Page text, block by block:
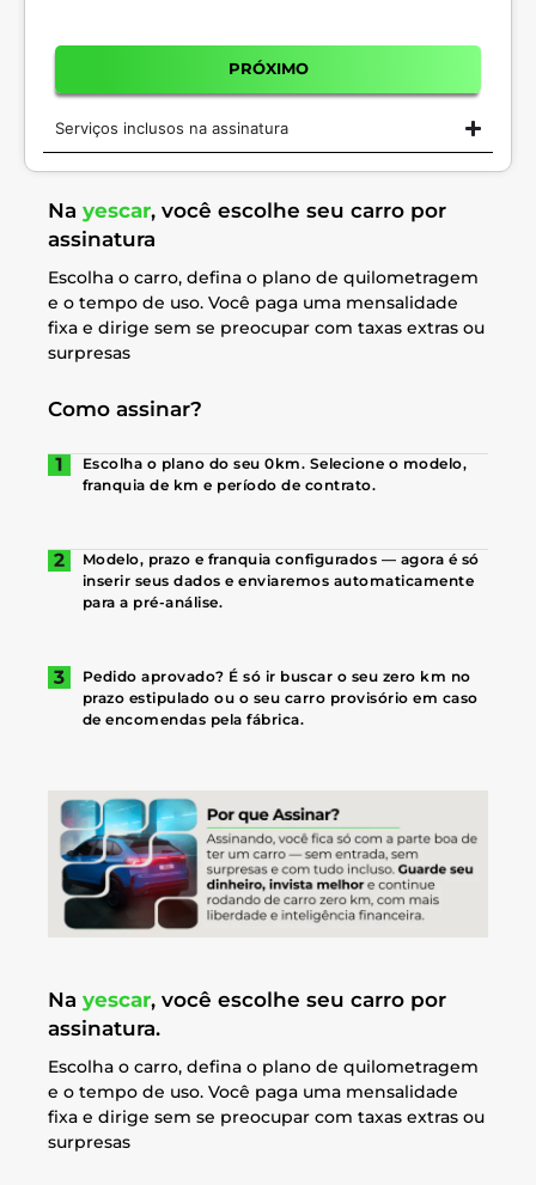
PRÓXIMO
Serviços inclusos na assinatura
Na yescar, você escolhe seu carro por
assinatura
Escolha o carro, defina o plano de quilometragem
e o tempo de uso. Você paga uma mensalidade
fixa e dirige sem se preocupar com taxas extras ou
surpresas
Como assinar?
Escolha o plano do seu 0km. Selecione o modelo,
franquia de km e período de contrato.
Modelo, prazo e franquia configurados — agora é só
inserir seus dados e enviaremos automaticamente
para a pré-análise.
Pedido aprovado? É só ir buscar o seu zero km no
prazo estipulado ou o seu carro provisório em caso
de encomendas pela fábrica.
Na yescar, você escolhe seu carro por
assinatura.
Escolha o carro, defina o plano de quilometragem
e o tempo de uso. Você paga uma mensalidade
fixa e dirige sem se preocupar com taxas extras ou
surpresas